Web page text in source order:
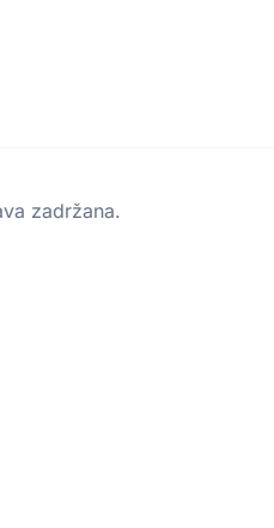
zadržana.